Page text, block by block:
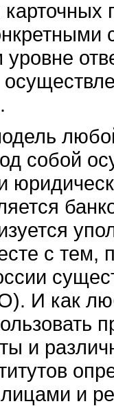
уровне
собой
с тем,
И как
и
и